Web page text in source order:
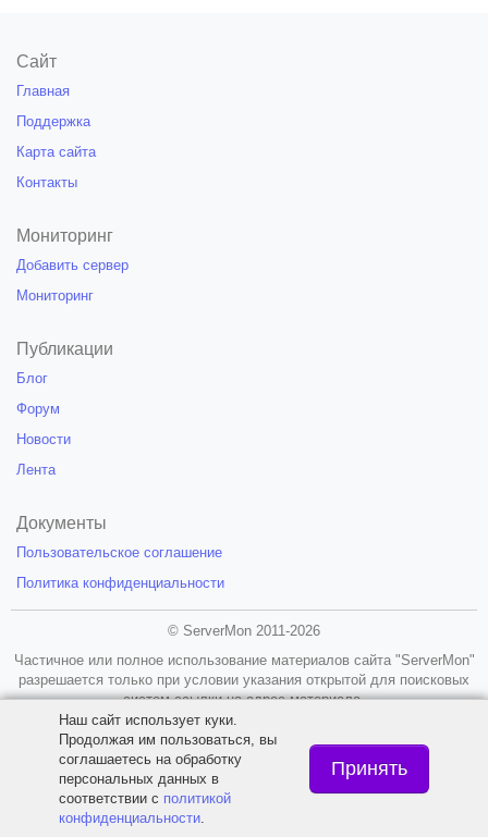
Сайт
Главная
Поддержка
Карта сайта
Контакты
Мониторинг
Добавить сервер
Мониторинг
Публикации
Блог
Форум
Новости
Лента
Документы
Пользовательское соглашение
Политика конфиденциальности
© ServerMon 2011-2026
Частичное или полное использование материалов сайта "ServerMon"
разрешается только при условии указания открытой для поисковых
систем ссылки на адрес материала.
18+
Наш сайт использует куки.
Продолжая им пользоваться, вы
соглашаетесь на обработку
персональных данных в
соответствии с политикой
конфиденциальности
Принять